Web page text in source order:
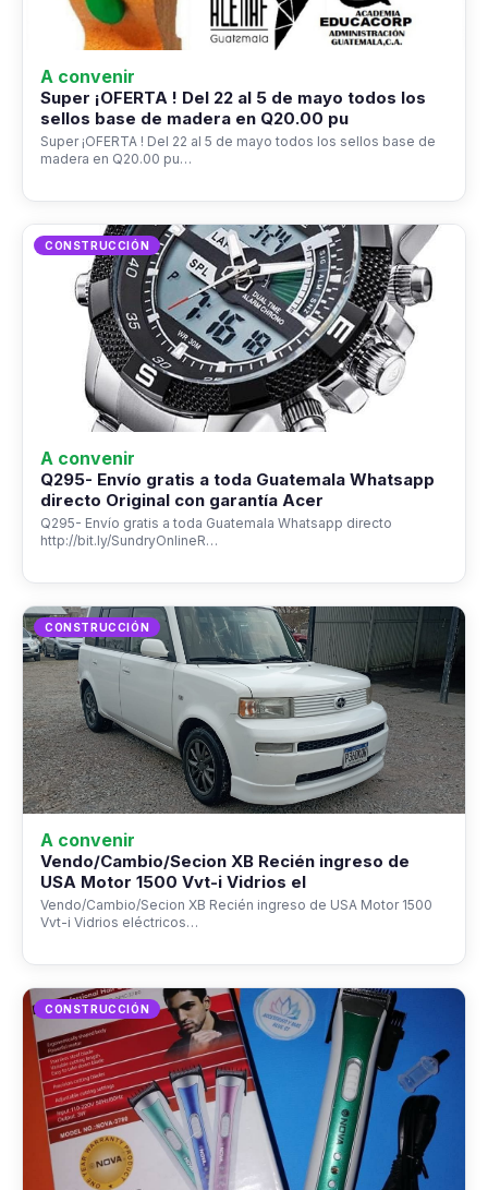
A convenir
Super ¡OFERTA ! Del 22 al 5 de mayo todos los
sellos base de madera en Q20.00 pu
Super ¡OFERTA ! Del 22 al 5 de mayo todos los sellos base de
madera en Q20.00 pu…
CONSTRUCCIÓN
A convenir
Q295- Envío gratis a toda Guatemala Whatsapp
directo Original con garantía Acer
Q295- Envío gratis a toda Guatemala Whatsapp directo
http://bit.ly/SundryOnlineR…
CONSTRUCCIÓN
A convenir
Vendo/Cambio/Secion XB Recién ingreso de
USA Motor 1500 Vvt-i Vidrios el
Vendo/Cambio/Secion XB Recién ingreso de USA Motor 1500
Vvt-i Vidrios eléctricos…
CONSTRUCCIÓN